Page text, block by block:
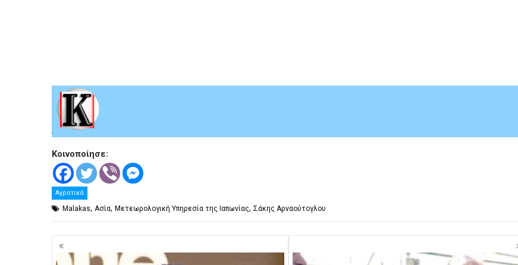
.
Κοινοποίησε:
Αγροτικά
Malakas, Ασία, Μετεωρολογική Υπηρεσία της Ιαπωνίας, Σάκης Αρναούτογλου
Πλοήγηση
άρθρων